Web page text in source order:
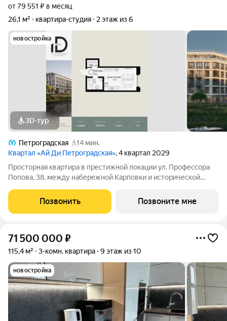
от 79 551 ₽ в месяц
26,1 м²
квартира-студия 2 этаж из 6
новостройка
3D-тур
Петроградская
14 мин.
Квартал «Ай Ди Петроградская», 4 квартал 2029
Просторная квартира в престижной локации ул. Профессора
Попова, 38, между набережной Карповки и исторической
виды на Иоанновский монастырь и реку Карповку. В пешей
доступности метро
Позвонить Позвоните мне
71 500 000 ₽
115,4 м² 3-комн. квартира 9 этаж из 10
новостройка